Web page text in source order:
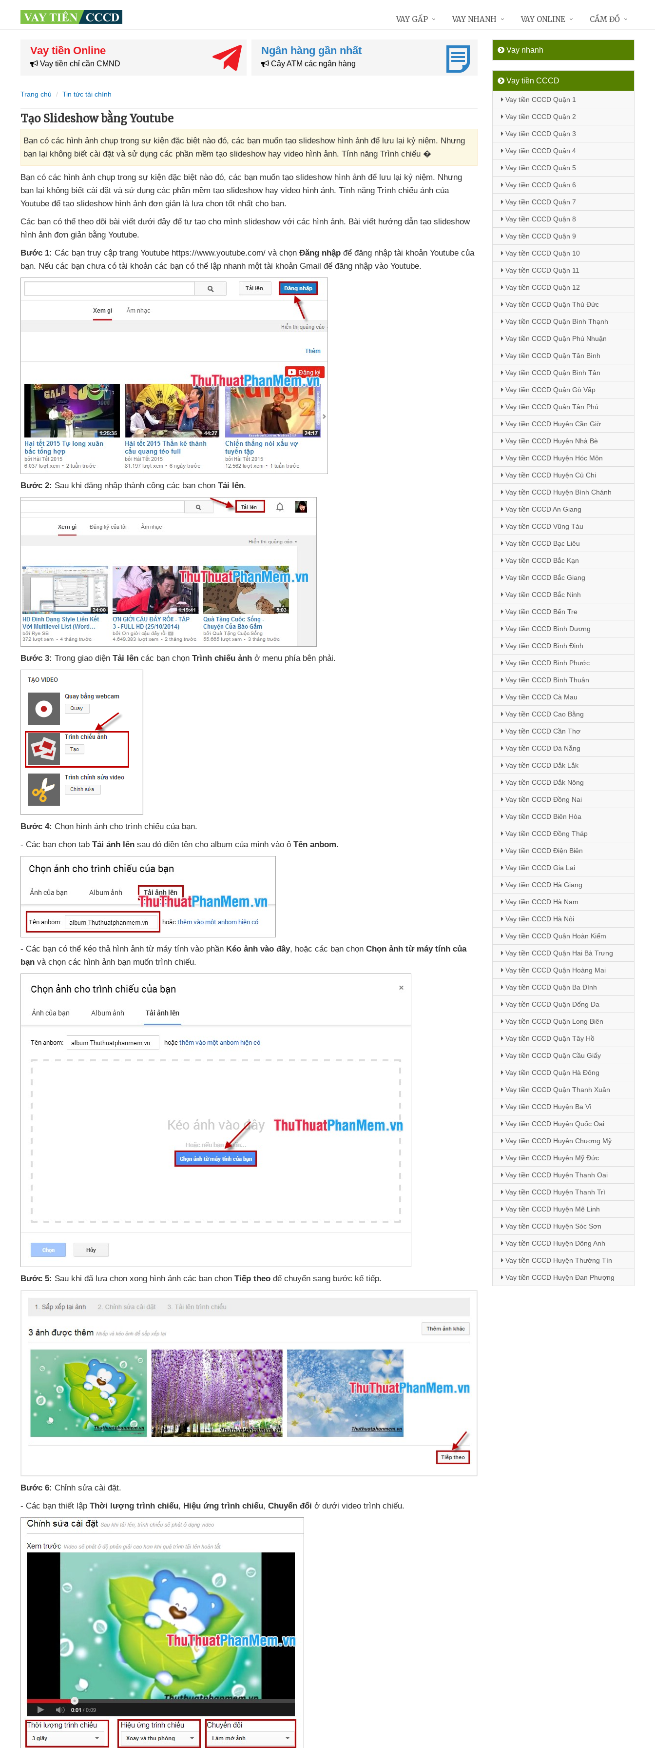
Vay tiền Online
Vay tiền chỉ cần CMND
Ngân hàng gần nhất
Cây ATM các ngân hàng
Trang chủ Tin tức tài chính
Tạo Slideshow bằng Youtube
Bạn có các hình ảnh chụp trong sự kiện đặc biệt nào đó, các bạn muốn tạo slideshow hình ảnh để lưu lại kỷ niệm. Nhưng
bạn lại không biết cài đặt và sử dụng các phần mềm tạo slideshow hay video hình ảnh. Tính năng Trình chiếu �
Bạn có các hình ảnh chụp trong sự kiện đặc biệt nào đó, các bạn muốn tạo slideshow hình ảnh để lưu lại kỷ niệm. Nhưng
bạn lại không biết cài đặt và sử dụng các phần mềm tạo slideshow hay video hình ảnh. Tính năng Trình chiếu ảnh của
Youtube để tạo slideshow hình ảnh đơn giản là lựa chọn tốt nhất cho bạn.
Các bạn có thể theo dõi bài viết dưới đây để tự tạo cho mình slideshow với các hình ảnh. Bài viết hướng dẫn tạo slideshow
hình ảnh đơn giản bằng Youtube.
Bước 1: Các bạn truy cập trang Youtube https://www.youtube.com/ và chọn Đăng nhập để đăng nhập tài khoản Youtube của
bạn. Nếu các bạn chưa có tài khoản các bạn có thể lập nhanh một tài khoản Gmail để đăng nhập vào Youtube.
Bước 2: Sau khi đăng nhập thành công các bạn chọn Tải lên.
Bước 3: Trong giao diện Tải lên các bạn chọn Trình chiếu ảnh ở menu phía bên phải.
Bước 4: Chọn hình ảnh cho trình chiếu của bạn.
- Các bạn chọn tab Tải ảnh lên sau đó điền tên cho album của mình vào ô Tên anbom.
- Các bạn có thể kéo thả hình ảnh từ máy tính vào phần Kéo ảnh vào đây, hoặc các bạn chọn Chọn ảnh từ máy tính của
bạn và chọn các hình ảnh bạn muốn trình chiếu.
Bước 5: Sau khi đã lựa chọn xong hình ảnh các bạn chọn Tiếp theo để chuyển sang bước kế tiếp.
Bước 6: Chỉnh sửa cài đặt.
- Các bạn thiết lập Thời lượng trình chiếu, Hiệu ứng trình chiếu, Chuyển đổi ở dưới video trình chiếu.
Vay nhanh
Vay tiền CCCD
Vay tiền CCCD Quận 1
Vay tiền CCCD Quận 2
Vay tiền CCCD Quận 3
Vay tiền CCCD Quận 4
Vay tiền CCCD Quận 5
Vay tiền CCCD Quận 6
Vay tiền CCCD Quận 7
Vay tiền CCCD Quận 8
Vay tiền CCCD Quận 9
Vay tiền CCCD Quận 10
Vay tiền CCCD Quận 11
Vay tiền CCCD Quận 12
Vay tiền CCCD Quận Thủ Đức
Vay tiền CCCD Quận Bình Thạnh
Vay tiền CCCD Quận Phú Nhuận
Vay tiền CCCD Quận Tân Bình
Vay tiền CCCD Quận Bình Tân
Vay tiền CCCD Quận Gò Vấp
Vay tiền CCCD Quận Tân Phú
Vay tiền CCCD Huyện Cần Giờ
Vay tiền CCCD Huyện Nhà Bè
Vay tiền CCCD Huyện Hóc Môn
Vay tiền CCCD Huyện Củ Chi
Vay tiền CCCD Huyện Bình Chánh
Vay tiền CCCD An Giang
Vay tiền CCCD Vũng Tàu
Vay tiền CCCD Bạc Liêu
Vay tiền CCCD Bắc Kạn
Vay tiền CCCD Bắc Giang
Vay tiền CCCD Bắc Ninh
Vay tiền CCCD Bến Tre
Vay tiền CCCD Bình Dương
Vay tiền CCCD Bình Định
Vay tiền CCCD Bình Phước
Vay tiền CCCD Bình Thuận
Vay tiền CCCD Cà Mau
Vay tiền CCCD Cao Bằng
Vay tiền CCCD Cần Thơ
Vay tiền CCCD Đà Nẵng
Vay tiền CCCD Đắk Lắk
Vay tiền CCCD Đắk Nông
Vay tiền CCCD Đồng Nai
Vay tiền CCCD Biên Hòa
Vay tiền CCCD Đồng Tháp
Vay tiền CCCD Điện Biên
Vay tiền CCCD Gia Lai
Vay tiền CCCD Hà Giang
Vay tiền CCCD Hà Nam
Vay tiền CCCD Hà Nội
Vay tiền CCCD Quận Hoàn Kiếm
Vay tiền CCCD Quận Hai Bà Trưng
Vay tiền CCCD Quận Hoàng Mai
Vay tiền CCCD Quận Ba Đình
Vay tiền CCCD Quận Đống Đa
Vay tiền CCCD Quận Long Biên
Vay tiền CCCD Quận Tây Hồ
Vay tiền CCCD Quận Cầu Giấy
Vay tiền CCCD Quận Hà Đông
Vay tiền CCCD Quận Thanh Xuân
Vay tiền CCCD Huyện Ba Vì
Vay tiền CCCD Huyện Quốc Oai
Vay tiền CCCD Huyện Chương Mỹ
Vay tiền CCCD Huyện Mỹ Đức
Vay tiền CCCD Huyện Thanh Oai
Vay tiền CCCD Huyện Thanh Trì
Vay tiền CCCD Huyện Mê Linh
Vay tiền CCCD Huyện Sóc Sơn
Vay tiền CCCD Huyện Đông Anh
Vay tiền CCCD Huyện Thường Tín
Vay tiền CCCD Huyện Đan Phượng
VAY GẤP VAY NHANH VAY ONLINE CẦM ĐỒ